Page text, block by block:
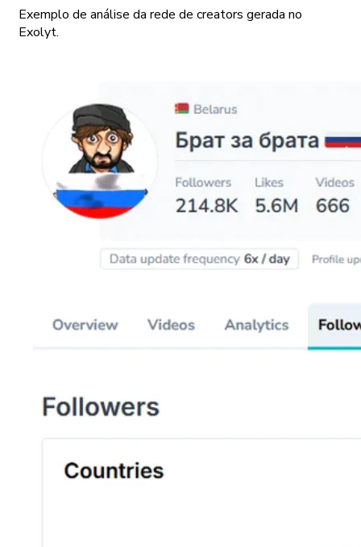
Exemplo de análise da rede de creators gerada no
Exolyt.